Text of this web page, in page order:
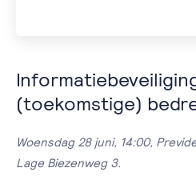
(toekomstige)
Woensdag 28 juni, 14:00,
Lage Biezenweg 3.